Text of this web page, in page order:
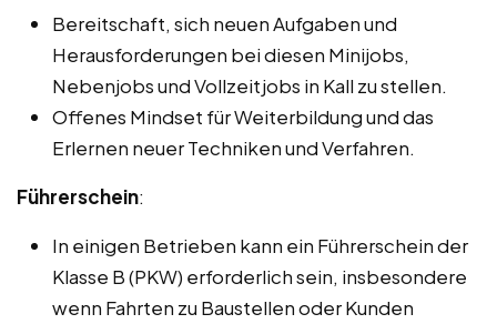
Bereitschaft, sich neuen Aufgaben und
Herausforderungen bei diesen Minijobs,
Nebenjobs und Vollzeitjobs in Kall zu stellen.
Offenes Mindset für Weiterbildung und das
Erlernen neuer Techniken und Verfahren.
Führerschein:
In einigen Betrieben kann ein Führerschein der
Klasse B (PKW) erforderlich sein, insbesondere
wenn Fahrten zu Baustellen oder Kunden